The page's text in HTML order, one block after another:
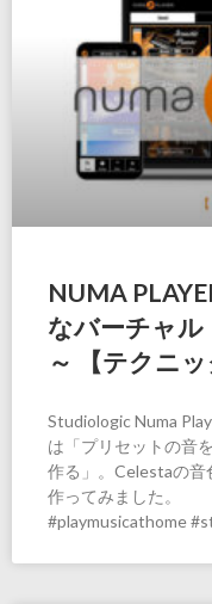
NUMA
なバーチャル
～ 【テクニ
Studiologic Numa
は「プリセットの音
作る」。Celestaの音
作ってみました。
#playmusicathome